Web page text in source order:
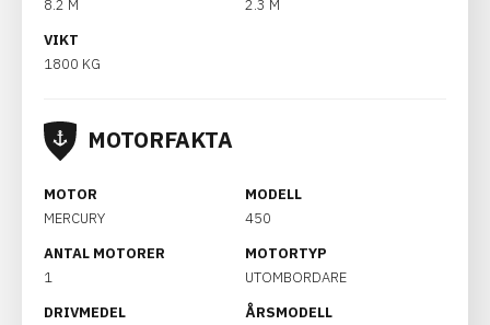
8.2 M
2.3 M
VIKT
1800 KG
MOTORFAKTA
MOTOR
MERCURY
MODELL
450
ANTAL MOTORER
1
MOTORTYP
UTOMBORDARE
DRIVMEDEL
ÅRSMODELL